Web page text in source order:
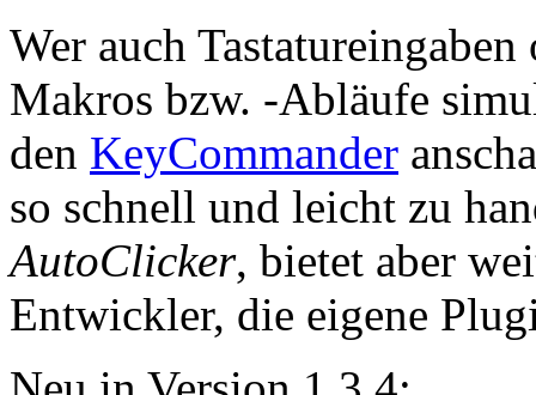
Wer auch
Makros bzw. -Abläufe
den KeyCommander
so schnell und leicht zu
AutoClicker, bietet aber
Entwickler, die eigene